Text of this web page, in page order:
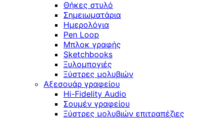
Θήκες στυλό
Σημειωματάρια
Ημερολόγια
Pen Loop
Μπλοκ γραφής
Sketchbooks
Ξυλομπογιές
Ξύστρες μολυβιών
Αξεσουάρ γραφείου
Hi-Fidelity Audio
Σουμέν γραφείου
Ξύστρες μολυβιών επιτραπέζιες